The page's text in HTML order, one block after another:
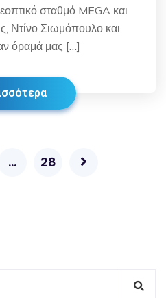
σταθμό MEGA και
Ντίνο Σιωμόπουλο και
όραμά μας […]
… 28